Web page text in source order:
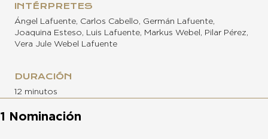
INTÉRPRETES
Ángel Lafuente, Carlos Cabello, Germán Lafuente,
Joaquina Esteso, Luis Lafuente, Markus Webel, Pilar Pérez,
Vera Jule Webel Lafuente
DURACIÓN
12 minutos
1 Nominación